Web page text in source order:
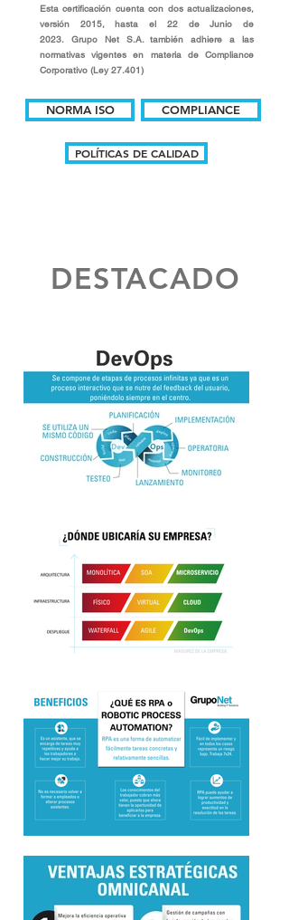
Esta certificación cuenta con dos actualizaciones,
versión 2015, hasta el 22 de Junio de
2023. Grupo Net S.A. también adhiere a las
normativas vigentes en materia de Compliance
Corporativo (Ley 27.401)
NORMA ISO COMPLIANCE
POLÍTICAS DE CALIDAD
DESTACADO